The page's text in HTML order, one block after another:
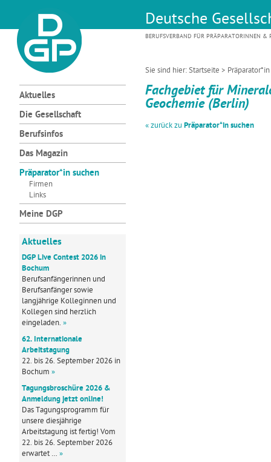
Deutsche
BERUFSVERBAND FÜR PRÄPARATORINNEN &
Sie sind hier:Startseite >
Aktuelles
Die Gesellschaft
Berufsinfos
Das Magazin
Präparator*in suchen
Firmen
Links
Meine DGP
Aktuelles
DGP Live Contest 2026 in
Bochum
Berufsanfängerinnen und
Berufsanfänger sowie
langjährige Kolleginnen und
Kollegen sind herzlich
eingeladen. »
62. Internationale
Arbeitstagung
22. bis 26. September 2026 in
Bochum »
Tagungsbroschüre 2026 &
Anmeldung jetzt online!
Das Tagungsprogramm für
unsere diesjährige
Arbeitstagung ist fertig! Vom
22. bis 26. September 2026
erwartet … »
Fachgebiet für
Geochemie (Berlin)
« zurück zu Präparator*in suchen